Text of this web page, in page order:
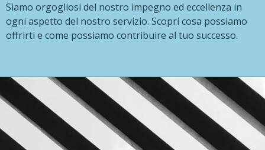
Siamo orgogliosi del nostro impegno ed eccellenza in
ogni aspetto del nostro servizio. Scopri cosa possiamo
offrirti e come possiamo contribuire al tuo successo.